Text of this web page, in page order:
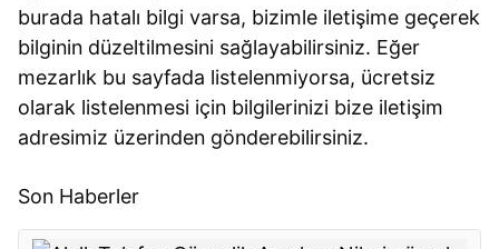
burada hatalı bilgi varsa, bizimle iletişime geçerek
bilginin düzeltilmesini sağlayabilirsiniz. Eğer
mezarlık bu sayfada listelenmiyorsa, ücretsiz
olarak listelenmesi için bilgilerinizi bize iletişim
adresimiz üzerinden gönderebilirsiniz.
Son Haberler